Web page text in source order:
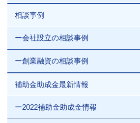
相談事例
ー会社設立の相談事例
ー創業融資の相談事例
補助金助成金最新情報
ー2022補助金助成金情報